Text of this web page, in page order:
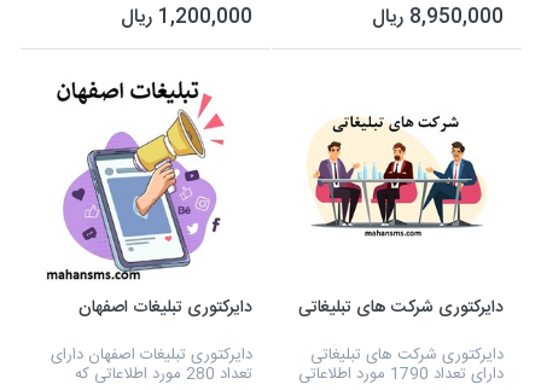
فعالیت، نام مدیر، شماره تلفن،
آدرس، شماره همراه و تفکیک
برخی از شهرستان ها...
8,950,000 ریال تلفن، شماره همراه، ایمیل و
فکس و... می شود و به صورت
اکسل آماده شده...
1,200,000 ریال
دایرکتوری شرکت های تبلیغاتی
دایرکتوری شرکت های تبلیغاتی
دارای تعداد 1790 مورد اطلاعاتی
دایرکتوری تبلیغات اصفهان
دایرکتوری تبلیغات اصفهان دارای
تعداد 280 مورد اطلاعاتی که